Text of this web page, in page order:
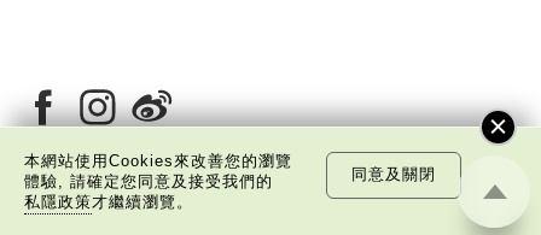
關於我們
本網站使用Cookies來改善您的瀏覽
體驗, 請確定您同意及接受我們的
私隱政策才繼續瀏覽。
同意及關閉